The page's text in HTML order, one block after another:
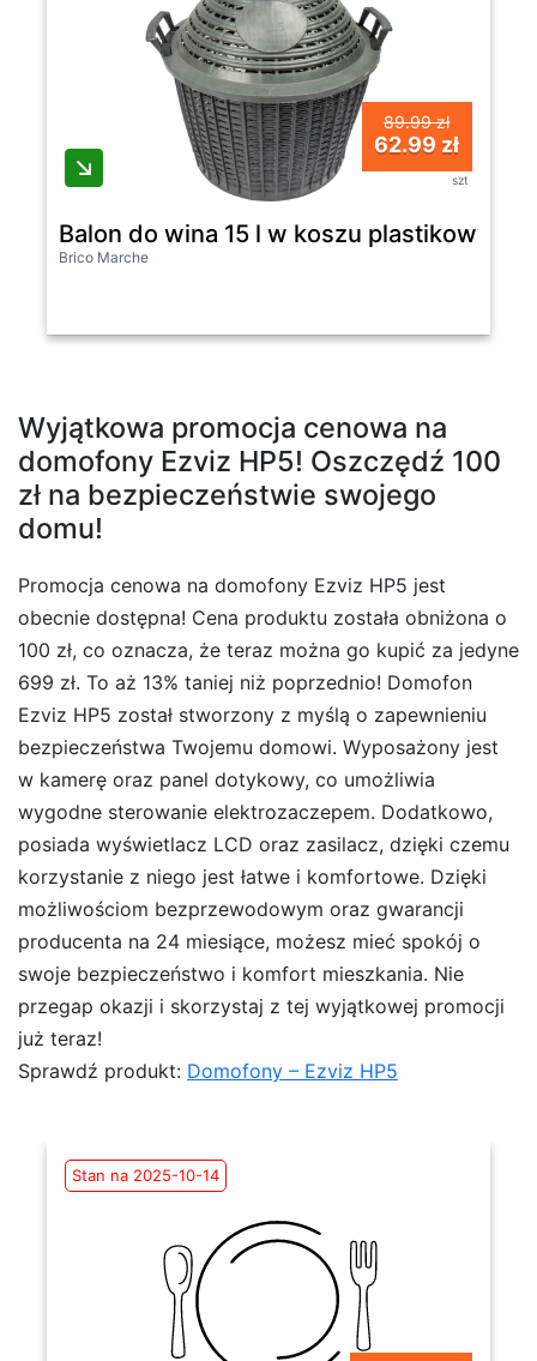
89.99 zł
62.99 zł
szt
Balon do wina 15 l w koszu plastikowym
Brico Marche
Wyjątkowa promocja cenowa na
domofony Ezviz HP5! Oszczędź 100
zł na bezpieczeństwie swojego
domu!
Promocja cenowa na domofony Ezviz HP5 jest
obecnie dostępna! Cena produktu została obniżona o
100 zł, co oznacza, że teraz można go kupić za jedyne
699 zł. To aż 13% taniej niż poprzednio! Domofon
Ezviz HP5 został stworzony z myślą o zapewnieniu
bezpieczeństwa Twojemu domowi. Wyposażony jest
w kamerę oraz panel dotykowy, co umożliwia
wygodne sterowanie elektrozaczepem. Dodatkowo,
posiada wyświetlacz LCD oraz zasilacz, dzięki czemu
korzystanie z niego jest łatwe i komfortowe. Dzięki
możliwościom bezprzewodowym oraz gwarancji
producenta na 24 miesiące, możesz mieć spokój o
swoje bezpieczeństwo i komfort mieszkania. Nie
przegap okazji i skorzystaj z tej wyjątkowej promocji
już teraz!
Sprawdź produkt: Domofony – Ezviz HP5
Stan na 2025-10-14